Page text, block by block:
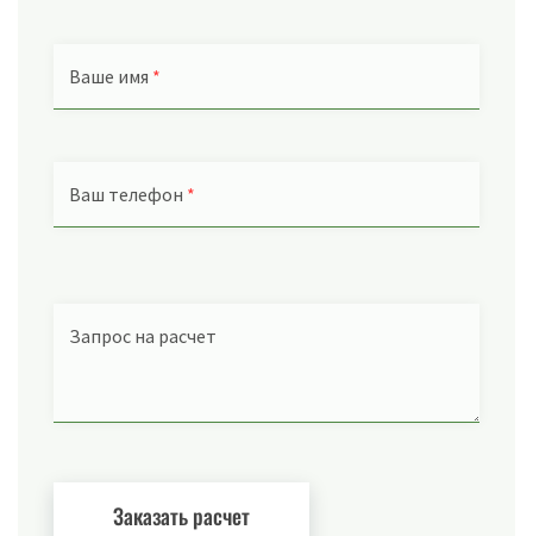
Ваше имя *
Ваш телефон *
Запрос на расчет